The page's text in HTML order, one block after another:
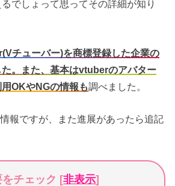
でしょって思ってその詳細が知り
チューバー)を商標登録した企業の
た。また、基本はvtuberのアバター
用OKやNGの情報も調べました。
報ですが、また進展があったら追記
チェック [非表示]